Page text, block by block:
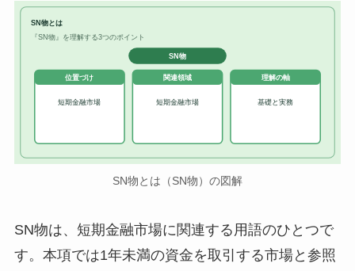
SN物とは
『SN物』を理解する3つのポイント
SN物
位置づけ
短期金融市場
関連領域
短期金融市場
理解の軸
基礎と実務
SN物とは（SN物）の図解
SN物は、短期金融市場に関連する用語のひとつで
す。本項では1年未満の資金を取引する市場と参照